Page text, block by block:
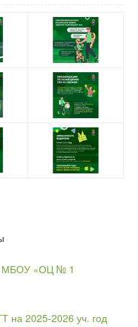
МБОУ «ОЦ № 1
на 2025-2026 уч. год